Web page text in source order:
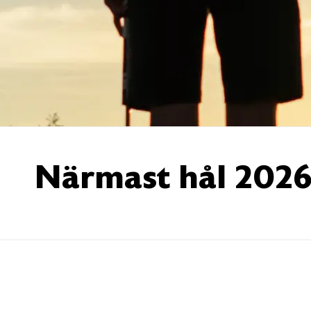
Närmast hål